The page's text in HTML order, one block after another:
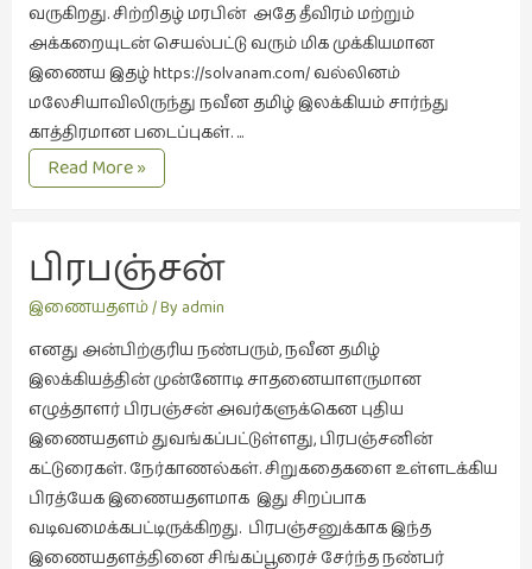
கவிதை
(29)
காந்தியின்
நிழலில்
காலைக்
குறிப்புகள்
குறுங்கதை
(149)
குறும்படம்
(13)
குற்றமுகங்கள்
(25)
வருகிறது. சிற்றிதழ் மரபின் அதே தீவிரம் மற்றும்
அக்கறையுடன் செயல்பட்டு வரும் மிக முக்கியமான
இணைய இதழ் https://solvanam.com/ வல்லினம்
மலேசியாவிலிருந்து நவீன தமிழ் இலக்கியம் சார்ந்து
காத்திரமான படைப்புகள். …
மூன்று
இணைய
Read More »
பிரபஞ்சன்
இணையதளம்/ By admin
எனது அன்பிற்குரிய நண்பரும், நவீன தமிழ்
இலக்கியத்தின் முன்னோடி சாதனையாளருமான
எழுத்தாளர் பிரபஞ்சன் அவர்களுக்கென புதிய
இணையதளம் துவங்கப்பட்டுள்ளது, பிரபஞ்சனின்
கட்டுரைகள். நேர்காணல்கள். சிறுகதைகளை உள்ளடக்கிய
பிரத்யேக இணையதளமாக இது சிறப்பாக
வடிவமைக்கபட்டிருக்கிறது. பிரபஞ்சனுக்காக இந்த
இணையதளத்தினை சிங்கப்பூரைச் சேர்ந்த நண்பர்